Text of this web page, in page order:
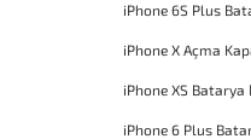
iPhone 6S Plus
iPhone X Açma
iPhone XS Batarya
iPhone 6 Plus